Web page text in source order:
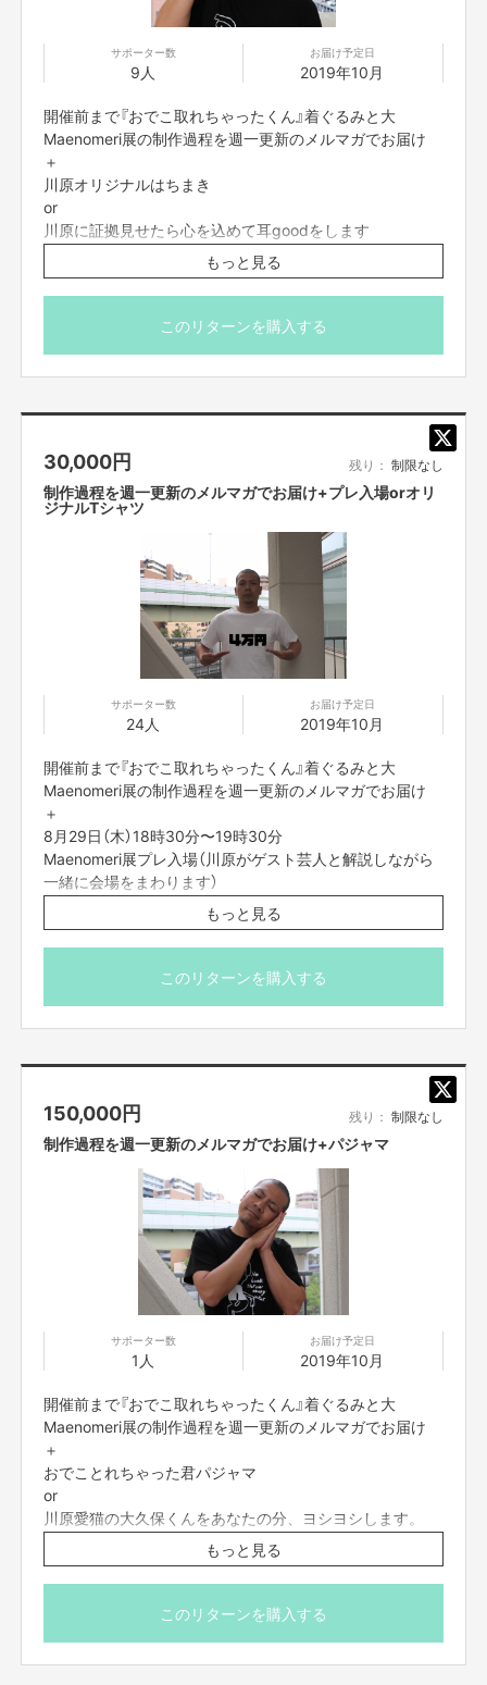
サポーター数
9人
お届け予定日
2019年10月
開催前まで『おでこ取れちゃったくん』着ぐるみと大
Maenomeri展の制作過程を週一更新のメルマガでお届け
＋
川原オリジナルはちまき
or
川原に証拠見せたら心を込めて耳goodをします
※リターンの商品はあくまでイメージです。実際は写真と
は違います。お楽しみに！
もっと見る
このリターンを購入する
30,000円 残り： 制限なし
制作過程を週一更新のメルマガでお届け+プレ入場orオリ
ジナルTシャツ
サポーター数
24人
お届け予定日
2019年10月
開催前まで『おでこ取れちゃったくん』着ぐるみと大
Maenomeri展の制作過程を週一更新のメルマガでお届け
＋
8月29日（木）18時30分〜19時30分
Maenomeri展プレ入場（川原がゲスト芸人と解説しながら
一緒に会場をまわります）
川原と一緒に等身大おでこ取れちゃったくん着ぐるみ初お
披露目会参加（川原とゲスト芸人とおでこ取れちゃったく
ん着ぐるみとの撮影会つき）
(あなたの耳に川原のgoodを添える)
※リターンの商品はあくまでイメージです。実際は写真と
は違います。お楽しみに！
もっと見る
このリターンを購入する
150,000円 残り： 制限なし
制作過程を週一更新のメルマガでお届け+パジャマ
サポーター数
1人
お届け予定日
2019年10月
開催前まで『おでこ取れちゃったくん』着ぐるみと大
Maenomeri展の制作過程を週一更新のメルマガでお届け
＋
おでことれちゃった君パジャマ
or
川原愛猫の大久保くんをあなたの分、ヨシヨシします。
※リターンの商品はあくまでイメージです。実際は写真と
は違います。お楽しみに！
もっと見る
このリターンを購入する